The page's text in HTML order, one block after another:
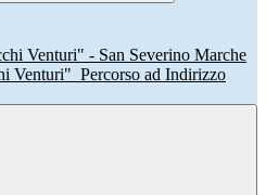
Venturi" Percorso ad Indirizzo